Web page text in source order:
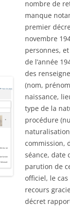
DES CONVOIS DE
À EVIAN DU
01/09/1917 –
DES
ET FAMILLES
PAR LA SUISSE
DES
DU
DU HAUT-RHIN (5
1918
DES MALADES
CIVIL DE BELFORT
ÉVACUÉS (1939-
– ETAT
CARTE MILITAIRE DE LA
LIEUX D’INTERNEMENT
1939-1945
DÉPÔTS DE PRISONNIERS
ALLEMANDS (1914-1918)
LISTE DES CAMPS DE
DU IIIE REICH
EMPLACEMENTS DES
INSTRUCTION DE
POUR LE FUSILLER ET
LMG. DR. JURÉ. W.
nombre de
manque
premier
novembre
personnes,
de l’année
des
(nom,
naissance,
type de la
procédure
commission,
séance, date
parution de
officiel, le
recours
décret